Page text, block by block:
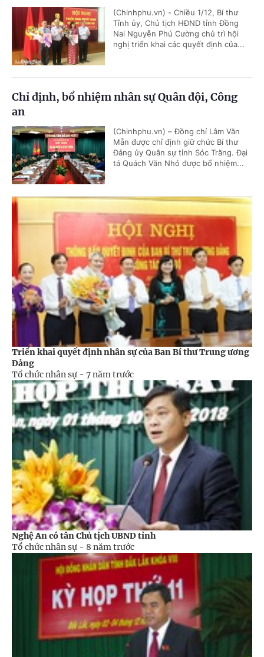
(Chinhphu.vn) - Chiều 1/12, Bí thư
Tỉnh ủy, Chủ tịch HĐND tỉnh Đồng
Nai Nguyễn Phú Cường chủ trì hội
nghị triển khai các quyết định của...
Chỉ định, bổ nhiệm nhân sự Quân đội, Công
an
(Chinhphu.vn) – Đồng chí Lâm Văn
Mẫn được chỉ định giữ chức Bí thư
Đảng ủy Quân sự tỉnh Sóc Trăng. Đại
tá Quách Văn Nhỏ được bổ nhiệm...
Triển khai quyết định nhân sự của Ban Bí thư Trung ương
Đảng
Tổ chức nhân sự - 7 năm trước
Nghệ An có tân Chủ tịch UBND tỉnh
Tổ chức nhân sự - 8 năm trước